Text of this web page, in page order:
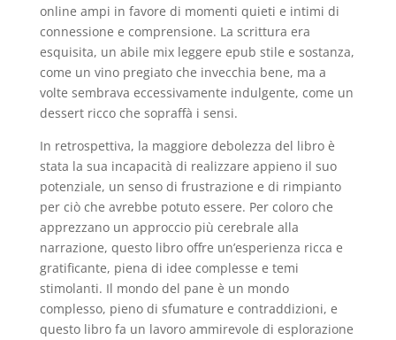
online ampi in favore di momenti quieti e intimi di
connessione e comprensione. La scrittura era
esquisita, un abile mix leggere epub stile e sostanza,
come un vino pregiato che invecchia bene, ma a
volte sembrava eccessivamente indulgente, come un
dessert ricco che sopraffà i sensi.
In retrospettiva, la maggiore debolezza del libro è
stata la sua incapacità di realizzare appieno il suo
potenziale, un senso di frustrazione e di rimpianto
per ciò che avrebbe potuto essere. Per coloro che
apprezzano un approccio più cerebrale alla
narrazione, questo libro offre un’esperienza ricca e
gratificante, piena di idee complesse e temi
stimolanti. Il mondo del pane è un mondo
complesso, pieno di sfumature e contraddizioni, e
questo libro fa un lavoro ammirevole di esplorazione